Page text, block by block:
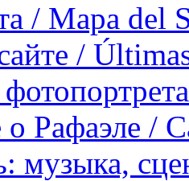
/ Mapa del
/
Рафаэле /
музыка,